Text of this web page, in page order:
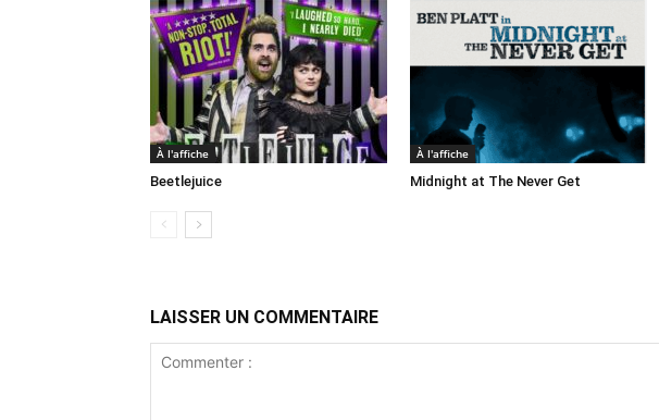
À l'affiche
Beetlejuice
À l'affiche
Midnight at The Never Get
LAISSER UN COMMENTAIRE